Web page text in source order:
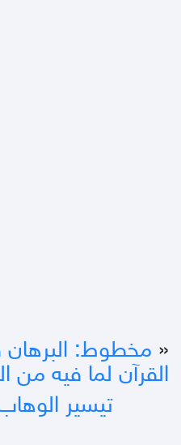
« مخطوط: البرهان
القرآن لما فيه من
تيسير